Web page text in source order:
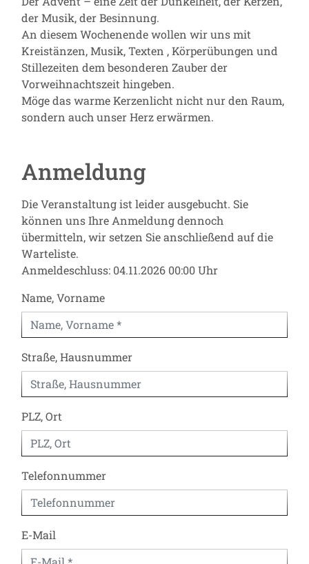
der Musik, der Besinnung.
An diesem Wochenende wollen wir uns mit
Kreistänzen, Musik, Texten , Körperübungen und
Stillezeiten dem besonderen Zauber der
Vorweihnachtszeit hingeben.
Möge das warme Kerzenlicht nicht nur den Raum,
sondern auch unser Herz erwärmen.
Anmeldung
Die Veranstaltung ist leider ausgebucht. Sie
können uns Ihre Anmeldung dennoch
übermitteln, wir setzen Sie anschließend auf die
Warteliste.
Anmeldeschluss: 04.11.2026 00:00 Uhr
Name, Vorname
Straße, Hausnummer
PLZ, Ort
Telefonnummer
E-Mail